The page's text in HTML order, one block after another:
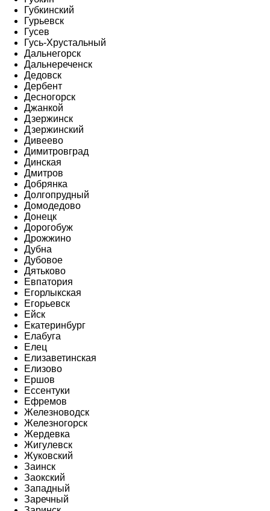
Губкинский
Гурьевск
Гусев
Гусь-Хрустальный
Дальнегорск
Дальнереченск
Дедовск
Дербент
Десногорск
Джанкой
Дзержинск
Дзержинский
Дивеево
Димитровград
Динская
Дмитров
Добрянка
Долгопрудный
Домодедово
Донецк
Дорогобуж
Дрожжино
Дубна
Дубовое
Дятьково
Евпатория
Егорлыкская
Егорьевск
Ейск
Екатеринбург
Елабуга
Елец
Елизаветинская
Елизово
Ершов
Ессентуки
Ефремов
Железноводск
Железногорск
Жердевка
Жигулевск
Жуковский
Заинск
Заокский
Западный
Заречный